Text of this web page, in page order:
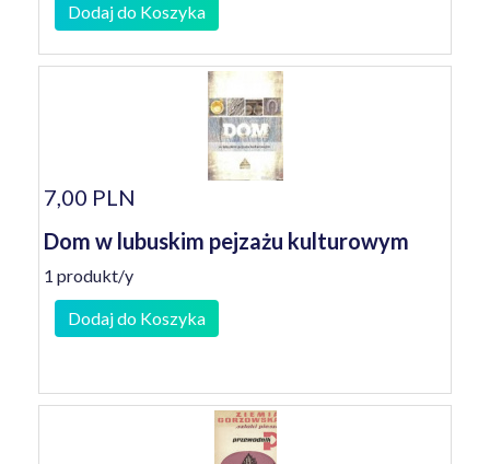
Dodaj do Koszyka
7,00 PLN
Dom w lubuskim pejzażu kulturowym
1 produkt/y
Dodaj do Koszyka